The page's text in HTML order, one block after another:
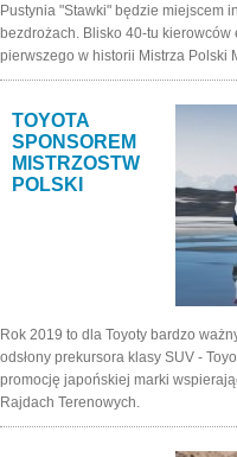
Pustynia "Stawki" będzie miejscem
bezdrożach. Blisko 40-tu
pierwszego w historii Mistrza Polski
TOYOTA
SPONSOREM
MISTRZOSTW
POLSKI
Rok 2019 to dla Toyoty bardzo
odsłony prekursora klasy SUV -
promocję japońskiej marki
Rajdach Terenowych.